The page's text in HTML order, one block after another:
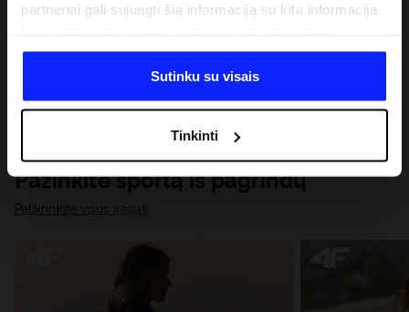
partneriai gali sujungti šią informaciją su kita informacija,
duomenimis, kuriuos jie gauna, kai naudojatės jų
paslaugomis. Gavus Jūsų leidimą, mes galime perduoti
Jūsų asmeninę informaciją savo partneriams, siekdami
analitinius tyrimus, pritaikyti turinį ir tobulinti mūsų
partnerių siūlomus sprendimus (pvz., socialinius tinklus).
Išsamią informaciją rasite mūsų Privatumo politikoje ir
skiltyje „Išsami informacija“.
Sutinku su visais
Tinkinti
Pažinkite sportą iš pagrindų
Patikrinkite visus įrašus